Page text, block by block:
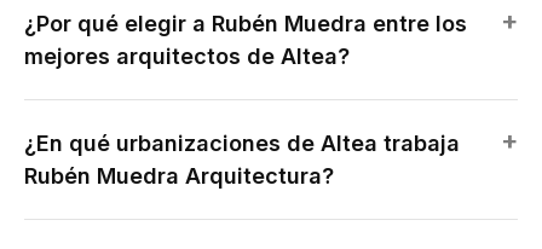
¿Por qué elegir a Rubén Muedra entre los
mejores arquitectos de Altea?
¿En qué urbanizaciones de Altea trabaja
Rubén Muedra Arquitectura?